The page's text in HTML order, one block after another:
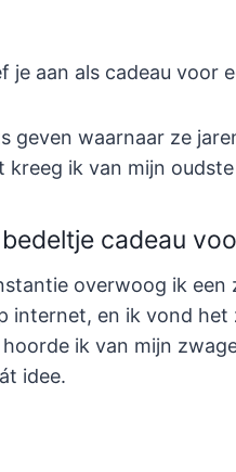
je aan als cadeau voor
geven waarnaar ze
kreeg ik van mijn
cadeau
overwoog ik een
internet, en ik vond het
ik van mijn
idee.